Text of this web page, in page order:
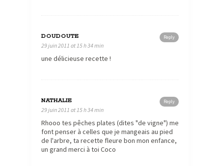
Reply
DOUDOUTE
29 juin 2011 at 15 h 34 min
une délicieuse recette !
Reply
NATHALIE
29 juin 2011 at 15 h 34 min
Rhooo tes pêches plates (dites "de vigne") me
font penser à celles que je mangeais au pied
de l'arbre, ta recette fleure bon mon enfance,
un grand merci à toi Coco